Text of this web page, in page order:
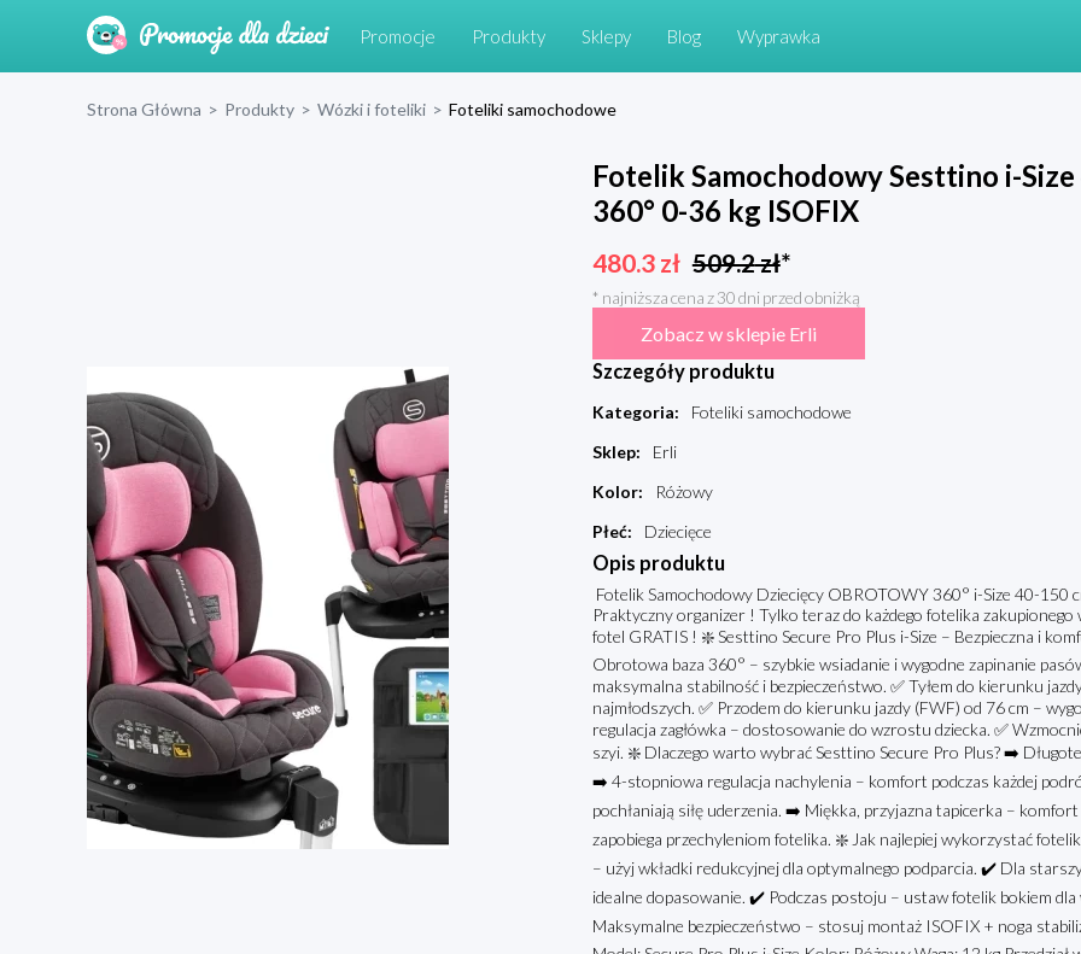
Promocje Produkty Sklepy Blog Wyprawka
Strona Główna > Produkty > Wózki i foteliki > Foteliki samochodowe
Fotelik Samochodowy Sesttino i-
360° 0-36 kg ISOFIX
480.3zł 509.2zł*
* najniższa cena z 30 dni przed obniżką
Zobacz w sklepie Erli
Szczegóły produktu
Kategoria:
Foteliki samochodowe
Sklep:
Erli
Kolor:
Różowy
Płeć: Dziecięce
Opis produktu
Fotelik Samochodowy Dziecięcy OBROTOWY 360° i-Size 40-150
Praktyczny organizer ! Tylko teraz do każdego fotelika
fotel GRATIS ! ❇️ Sesttino Secure Pro Plus i-Size – Bezpieczna i
Obrotowa baza 360° – szybkie wsiadanie i wygodne zapinanie
maksymalna stabilność i bezpieczeństwo. ✅ Tyłem do kierunku
najmłodszych. ✅ Przodem do kierunku jazdy (FWF) od 76 cm –
regulacja zagłówka – dostosowanie do wzrostu dziecka. ✅
szyi. ❇️ Dlaczego warto wybrać Sesttino Secure Pro Plus? ➡️
➡️ 4-stopniowa regulacja nachylenia – komfort podczas każdej
pochłaniają siłę uderzenia. ➡️ Miękka, przyjazna tapicerka –
zapobiega przechyleniom fotelika. ❇️ Jak najlepiej wykorzystać
– użyj wkładki redukcyjnej dla optymalnego podparcia. ✔️ Dla
idealne dopasowanie. ✔️ Podczas postoju – ustaw fotelik bokiem
Maksymalne bezpieczeństwo – stosuj montaż ISOFIX + noga